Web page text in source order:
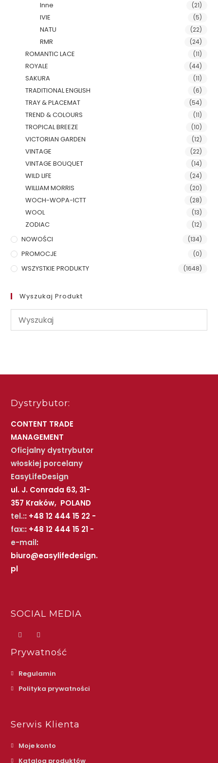
Inne (21)
IVIE (5)
NATU (22)
RMR (24)
ROMANTIC LACE (11)
ROYALE (44)
SAKURA (11)
TRADITIONAL ENGLISH (6)
TRAY & PLACEMAT (54)
TREND & COLOURS (11)
TROPICAL BREEZE (10)
VICTORIAN GARDEN (12)
VINTAGE (22)
VINTAGE BOUQUET (14)
WILD LIFE (24)
WILLIAM MORRIS (20)
WOCH-WOPA-ICTT (28)
WOOL (13)
ZODIAC (12)
NOWOŚCI (134)
PROMOCJE (0)
WSZYSTKIE PRODUKTY (1648)
Wyszukaj Produkt
Dystrybutor:
CONTENT TRADE
MANAGEMENT
Oficjalny dystrybutor
włoskiej porcelany
EasyLifeDesign
ul. J. Conrada 63, 31-
357 Kraków, POLAND
tel.:: +48 12 444 15 22 -
fax:: +48 12 444 15 21 -
e-mail:
biuro@easylifedesign.
pl
SOCIAL MEDIA
Prywatność
Regulamin
Polityka prywatności
Serwis Klienta
Moje konto
Katalog produktów